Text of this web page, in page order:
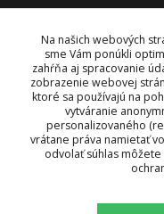
KONTAKT
OBJEDNÁVKY A INFORMÁCIE
+421 948 229 224
info@vysielacky.com
Na našich webových
sme Vám ponúkli
zahŕňa aj spracovanie
zobrazenie webovej
ktoré sa používajú na
vytváranie
personalizovaného
vrátane práva namietať
odvolať súhlas môžete